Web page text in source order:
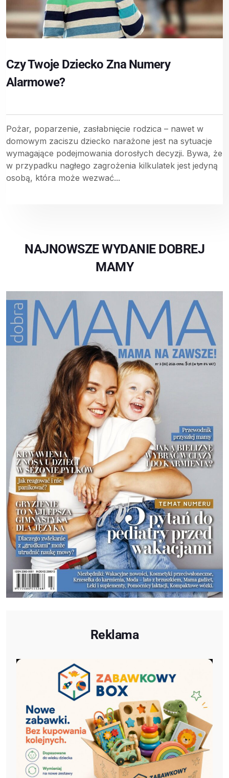
Czy Twoje Dziecko Zna Numery
Alarmowe?
Pożar, poparzenie, zasłabnięcie rodzica – nawet w
domowym zaciszu dziecko narażone jest na sytuacje
wymagające podejmowania dorosłych decyzji. Bywa, że
w przypadku nagłego zagrożenia kilkulatek jest jedyną
osobą, która może wezwać...
NAJNOWSZE WYDANIE DOBREJ
MAMY
Reklama